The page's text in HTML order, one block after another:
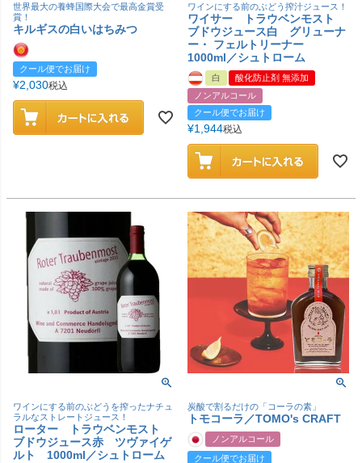
世界最大の養蜂国際大会で最高金賞受
賞！
キルギスの白いはちみつ
クール便でお届け
¥2,030税込
ワインにする前のぶどう搾汁ジュース！
ワイサー トラウベンモスト
ブドウジュース白 グリューナ
ー・ フェルトリーナー
1000ml／シュトローム
白
酸化防止剤 無添加
ノンアルコール
クール便でお届け
¥1,944税込
ワインにする前のぶどうを搾ったナチュ
ラルなストレートジュース！
ローター トラウベンモスト
ブドウジュース赤 ツヴァイゲ
ルト 1000ml／シュトローム
炭酸で割るだけの「コーラの素」
トモコーラ／TOMO's CRAFT
ノンアルコール
クール便でお届け